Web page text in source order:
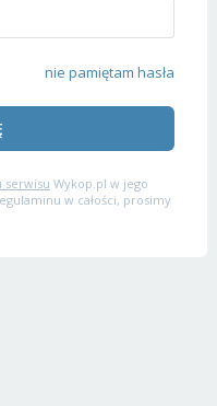
nie pamiętam hasła
serwisu Wykop.pl w jego
w całości, prosimy